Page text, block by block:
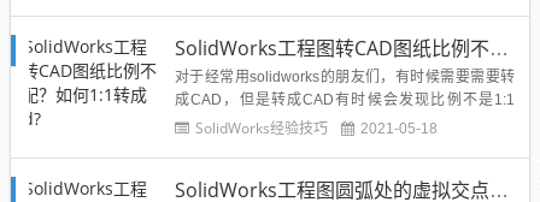
纸比例的...
SolidWorks工程图转CAD图纸比例不匹配？如何1:1转成cad?
对于经常用solidworks的朋友们，有时候需要需要转
成CAD，但是转成CAD有时候会发现比例不是1:1
的，这样就会容易出错，特别是转成多个不同比例的
才能保持1:1，请认真看！由于零件的尺寸和所选择的
SolidWorks经验技巧 2021-05-18
SolidWorks工程图圆弧处的虚拟交点的标注技巧总结，非常方便实用